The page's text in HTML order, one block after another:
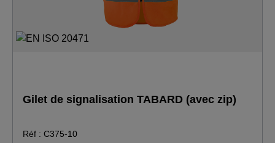
Gilet de signalisation TABARD (avec zip)
Réf : C375-10